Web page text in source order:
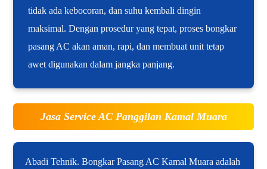
tidak ada kebocoran, dan suhu kembali dingin
maksimal. Dengan prosedur yang tepat, proses bongkar
pasang AC akan aman, rapi, dan membuat unit tetap
awet digunakan dalam jangka panjang.
Jasa Service AC Panggilan Kamal Muara
Abadi Tehnik. Bongkar Pasang AC Kamal Muara adalah